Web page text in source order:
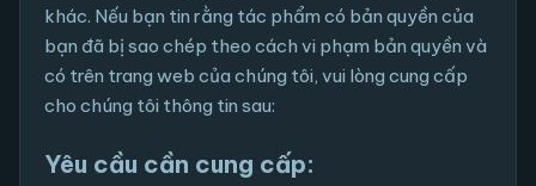
khác. Nếu bạn tin rằng tác phẩm có bản quyền của
bạn đã bị sao chép theo cách vi phạm bản quyền và
có trên trang web của chúng tôi, vui lòng cung cấp
cho chúng tôi thông tin sau:
Yêu cầu cần cung cấp: